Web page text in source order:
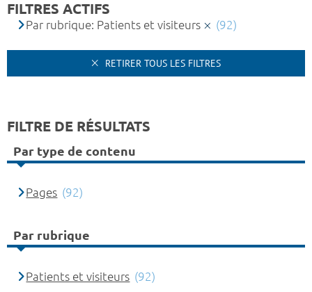
FILTRES ACTIFS
Par rubrique: Patients et visiteurs (92)
RETIRER TOUS LES FILTRES
FILTRE DE RÉSULTATS
Par type de contenu
Pages (92)
Par rubrique
Patients et visiteurs (92)